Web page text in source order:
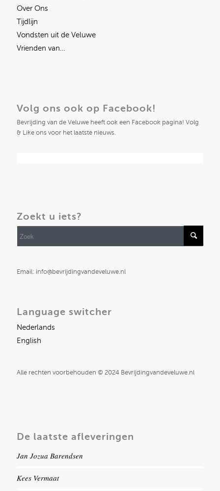
Over Ons
Tijdlijn
Vondsten uit de Veluwe
Vrienden van…
Volg ons ook op Facebook!
Bevrijding van de Veluwe heeft ook een Facebook pagina! Volg
& Like ons voor het laatste nieuws.
Zoekt u iets?
Email: info@bevrijdingvandeveluwe.nl
Language switcher
Nederlands
English
Alle rechten voorbehouden © 2024 Bevrijdingvandeveluwe.nl
De laatste afleveringen
Jan Jozua Barendsen
Kees Vermaat